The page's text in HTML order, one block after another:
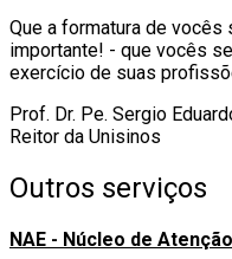
Que a formatura de
importante! - que vocês
exercício de suas
Prof. Dr. Pe. Sergio
Reitor da Unisinos
Outros serviços
NAE - Núcleo de